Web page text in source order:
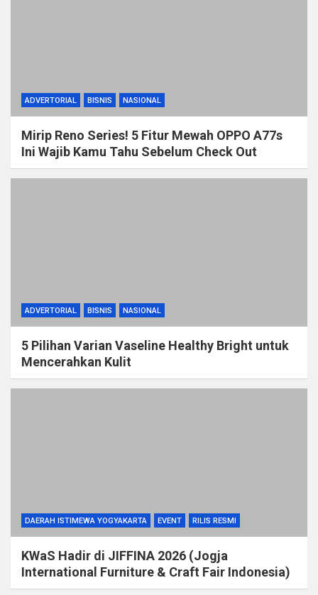
ADVERTORIAL BISNIS NASIONAL
Mirip Reno Series! 5 Fitur Mewah OPPO A77s
Ini Wajib Kamu Tahu Sebelum Check Out
ADVERTORIAL BISNIS NASIONAL
5 Pilihan Varian Vaseline Healthy Bright untuk
Mencerahkan Kulit
DAERAH ISTIMEWA YOGYAKARTA EVENT RILIS RESMI
KWaS Hadir di JIFFINA 2026 (Jogja
International Furniture & Craft Fair Indonesia)